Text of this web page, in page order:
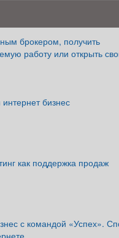
брокером, получить
работу или открыть
интернет бизнес
как поддержка продаж
с командой «Успех».